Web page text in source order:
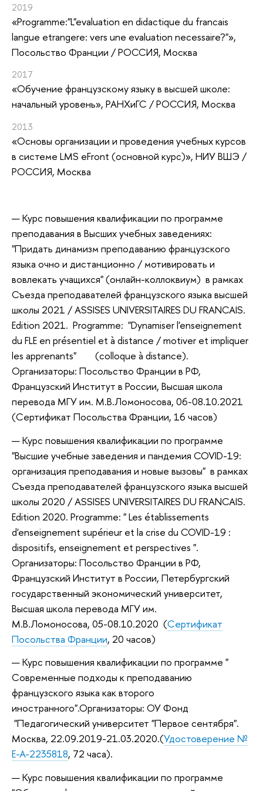
2019
«Programme:"L"evaluation en didactique du francais
langue etrangere: vers une evaluation necessaire?"»,
Посольство Франции / РОССИЯ, Москва
2017
«Обучение французскому языку в высшей школе:
начальный уровень», РАНХиГС / РОССИЯ, Москва
2013
«Основы организации и проведения учебных курсов
в системе LMS eFront (основной курс)», НИУ ВШЭ /
РОССИЯ, Москва
Курс повышения квалификации по программе
преподавания в Высших учебных заведениях:
"Придать динамизм преподаванию французского
языка очно и дистанционно / мотивировать и
вовлекать учащихся" (онлайн-коллоквиум) в рамках
Съезда преподавателей французского языка высшей
школы 2021 / ASSISES UNIVERSITAIRES DU FRANCAIS.
Edition 2021. Programme: "Dynamiser l'enseignement
du FLE en présentiel et à distance / motiver et impliquer
les apprenants" (colloque à distance).
Организаторы: Посольство Франции в РФ,
Французский Институт в России, Высшая школа
перевода МГУ им. М.В.Ломоносова, 06-08.10.2021
(Сертификат Посольства Франции, 16 часов)
Курс повышения квалификации по программе
"Высшие учебные заведения и пандемия COVID-19:
организация преподавания и новые вызовы" в рамках
Съезда преподавателей французского языка высшей
школы 2020 / ASSISES UNIVERSITAIRES DU FRANCAIS.
Edition 2020. Programme: " Les établissements
d'enseignement supérieur et la crise du COVID-19 :
dispositifs, enseignement et perspectives ".
Организаторы: Посольство Франции в РФ,
Французский Институт в России, Петербургский
государственный экономический университет,
Высшая школа перевода МГУ им.
М.В.Ломоносова, 05-08.10.2020 (Сертификат
Посольства Франции, 20 часов)
Курс повышения квалификации по программе "
Современные подходы к преподаванию
французского языка как второго
иностранного".Организаторы: ОУ Фонд
"Педагогический университет "Первое сентября".
Москва, 22.09.2019-21.03.2020.(Удостоверение №
Е-А-2235818, 72 часа).
Курс повышения квалификации по программе